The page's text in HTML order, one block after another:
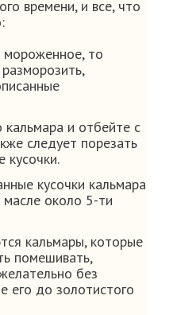
времени, и все, что
то
кальмара и отбейте с
следует порезать
кусочки.
кусочки кальмара
около 5-ти
кальмары, которые
помешивать,
без
его до золотистого